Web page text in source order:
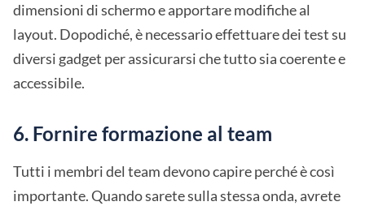
dimensioni di schermo e apportare modifiche al
layout. Dopodiché, è necessario effettuare dei test su
diversi gadget per assicurarsi che tutto sia coerente e
accessibile.
6. Fornire formazione al team
Tutti i membri del team devono capire perché è così
importante. Quando sarete sulla stessa onda, avrete